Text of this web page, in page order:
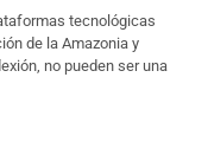
tecnológicas
de la Amazonia y
no pueden ser una